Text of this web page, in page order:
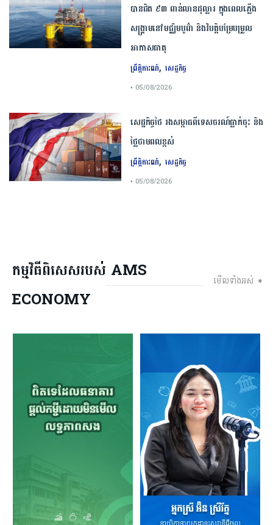
បានជិត ៩៣ ពាន់លានដុល្លារ ក្នុងពេលភ្លើង
សង្គ្រាមនៅមជ្ឈិមបូព៌ា និងវិបត្តិបម្រែបម្រួល
អាកាសធាតុ
ព្រឹត្តិការណ៍, សេដ្ឋកិច្ច
• 05/08/2026
សេដ្ឋកិច្ច​ថៃ​ រង​សម្ពាធ​ពី​ទេសចរណ៍​ធ្លាក់ចុះ​ និង​
ថ្លៃ​ថាមពល​ខ្ពស់​
ព្រឹត្តិការណ៍, សេដ្ឋកិច្ច
• 05/08/2026
កម្មវិធីពិសេសរបស់ AMS
ECONOMY
មើលទាំងអស់ ➧